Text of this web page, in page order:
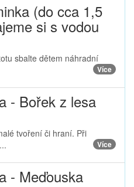
(do cca 1,5
si s vodou
sbalte dětem náhradní
Více
- Bořek z lesa
tvoření či hraní. Při
Více
- Meďouska